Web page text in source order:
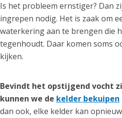
Is het probleem ernstiger? Dan
ingrepen nodig. Het is zaak om
waterkering aan te brengen die
tegenhoudt. Daar komen soms
kijken.
Bevindt het opstijgend vocht
kunnen we de kelder bekuipen
dan ook, elke kelder kan